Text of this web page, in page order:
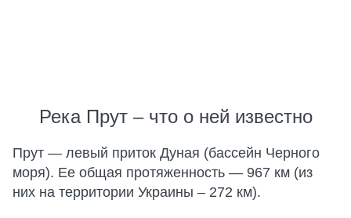
Река Прут – что о ней известно
Прут — левый приток Дуная (бассейн Черного
моря). Ее общая протяженность — 967 км (из
них на территории Украины – 272 км).